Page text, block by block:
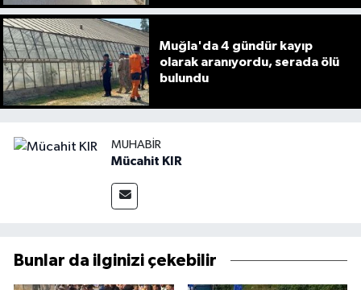
Muğla'da 4 gündür kayıp
olarak aranıyordu, serada ölü
bulundu
MUHABIR
Mücahit KIR
Bunlar da ilginizi çekebilir